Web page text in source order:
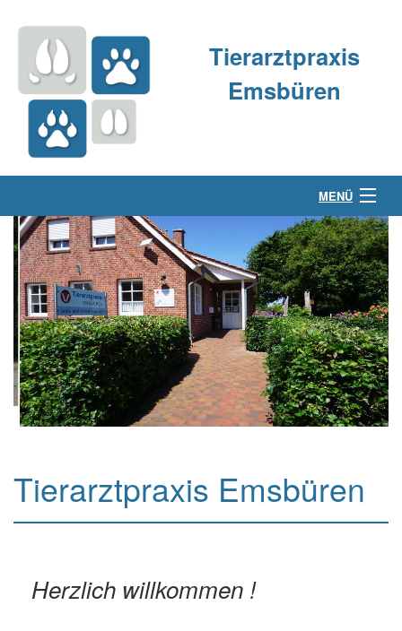
Tierarztpraxis
Emsbüren
MENÜ
Über uns
Kleintierpraxis
Großtierpraxis
Kontakt & Anfahrt
Tierarztpraxis Emsbüren
Herzlich willkommen !